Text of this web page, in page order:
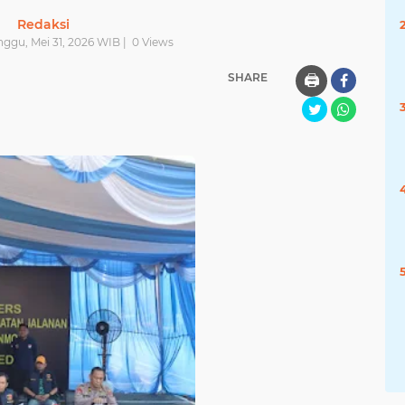
Redaksi
Mei 31, 2026 WIB | 0Views
SHARE 🖨️